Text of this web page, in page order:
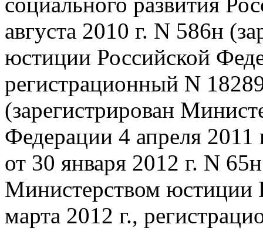
августа 2010 г. N 586н
юстиции Российской
регистрационный N
(зарегистрирован
Федерации 4 апреля
от 30 января 2012 г. N
Министерством юстиции
марта 2012 г.,